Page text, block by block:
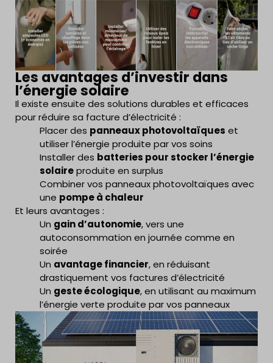
Les avantages d’investir dans
l’énergie solaire
Il existe ensuite des solutions durables et efficaces
pour réduire sa facture d’électricité :
Placer des panneaux photovoltaïques et
utiliser l’énergie produite par vos soins
Installer des batteries pour stocker l’énergie
solaireproduite en surplus
Combiner vos panneaux photovoltaïques avec
une pompe à chaleur
Et leurs avantages :
Un gain d’autonomie, vers une
autoconsommation en journée comme en
soirée
Un avantage financier, en réduisant
drastiquement vos factures d’électricité
Un geste écologique, en utilisant au maximum
l’énergie verte produite par vos panneaux